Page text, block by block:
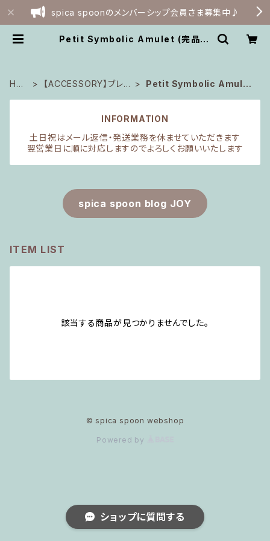
spica spoonのメンバーシップ会員さま募集中♪
Petit Symbolic Amulet (完品) |
HO
【ACCESSORY】ブレス
Petit Symbolic Amulet
INFORMATION
土日祝はメール返信・発送業務を休ませていただきます
翌営業日に順に対応しますのでよろしくお願いいたします
spica spoon blog JOY
ITEM LIST
該当する商品が見つかりませんでした。
© spica spoon webshop
Powered by
ショップに質問する